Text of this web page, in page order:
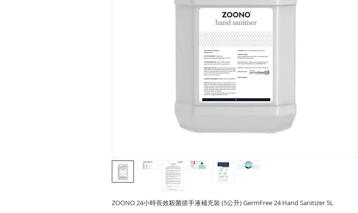
ZOONO 24小時長效殺菌搓手液補充裝 (5公升) GermFree 24 Hand Sanitizer 5L